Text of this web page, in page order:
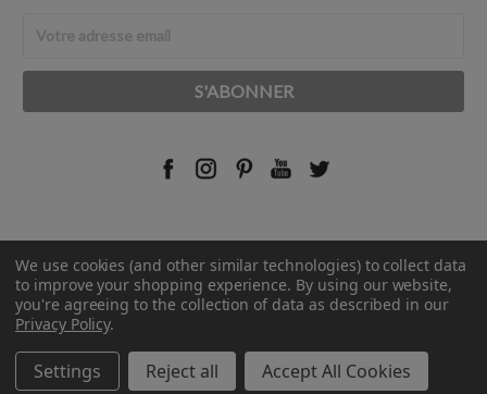
Email
© 2026 Rust-Oleum France.
We use cookies (and other similar technologies) to collect data
to improve your shopping experience. By using our website,
you're agreeing to the collection of data as described in our
Privacy Policy.
Settings Reject all Accept All Cookies